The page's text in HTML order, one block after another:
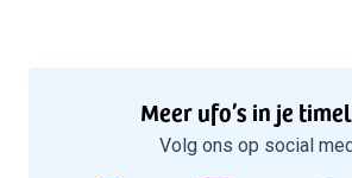
Meer ufo’s in je
Volg ons op social